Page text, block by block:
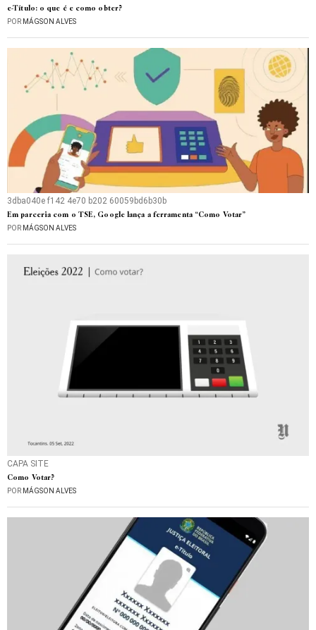
e-Título: o que é e como obter?
POR MÁGSON ALVES
3dba040e f142 4e70 b202 60059bd6b30b
Em parceria com o TSE, Google lança a ferramenta “Como Votar”
POR MÁGSON ALVES
CAPA SITE
Como Votar?
POR MÁGSON ALVES